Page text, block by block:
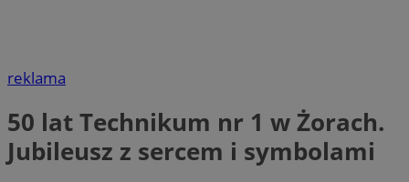
reklama
50 lat Technikum nr 1 w Żorach.
Jubileusz z sercem i symbolami